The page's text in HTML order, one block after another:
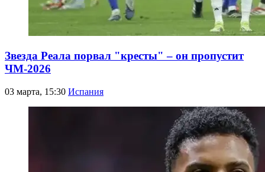
Звезда Реала порвал "кресты" – он пропустит
ЧМ-2026
03 марта, 15:30 Испания